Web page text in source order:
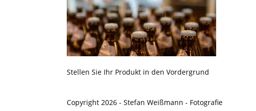
Stellen Sie Ihr Produkt in den Vordergrund
Copyright 2026 - Stefan Weißmann - Fotografie